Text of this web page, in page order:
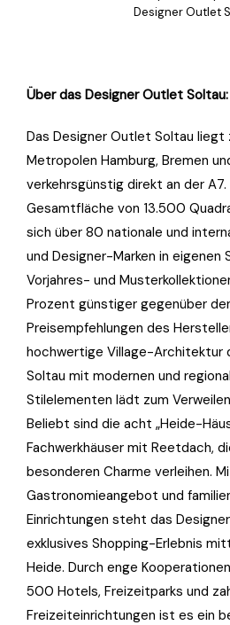
Designer Outlet
Über das Designer Outlet Soltau:
Das Designer Outlet Soltau liegt
Metropolen Hamburg, Bremen
verkehrsgünstig direkt an der A7.
Gesamtfläche von 13.500
sich über 80 nationale und
und Designer-Marken in eigenen
Vorjahres- und
Prozent günstiger gegenüber
Preisempfehlungen des
hochwertige Village-Architektur
Soltau mit modernen und
Stilelementen lädt zum
Beliebt sind die acht „Heide-
Fachwerkhäuser mit Reetdach,
besonderen Charme verleihen.
Gastronomieangebot und
Einrichtungen steht das
exklusives Shopping-Erlebnis
Heide. Durch enge
500 Hotels, Freizeitparks und
Freizeiteinrichtungen ist es ein